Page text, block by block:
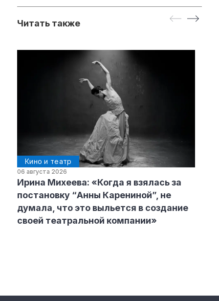
Читать также
Кино и театр
06 августа 2026
Ирина Михеева: «Когда я взялась за
постановку “Анны Карениной”, не
думала, что это выльется в создание
своей театральной компании»